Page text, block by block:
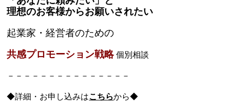
理想のお客様からお願いされたい
起業家・経営者のための
共感プロモーション戦略個別相談
－－－－－－－－－－－－－－－
◆詳細・お申し込みはこちらから◆